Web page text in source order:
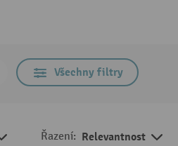
Všechny filtry
Řazení: Relevantnost